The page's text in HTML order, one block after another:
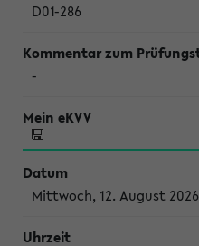
D01-286
-
Mittwoch, 12. August 2026